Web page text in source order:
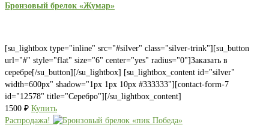
Бронзовый брелок «Жумар»
[su_lightbox type="inline" src="#silver" class="silver-trink"][su_button
url="#" style="flat" size="6" center="yes" radius="0"]Заказать в
серебре[/su_button][/su_lightbox] [su_lightbox_content id="silver"
width=600px" shadow="1px 1px 10px #333333"][contact-form-7
id="12578" title="Серебро"][/su_lightbox_content]
1500 ₽ Купить
Распродажа!